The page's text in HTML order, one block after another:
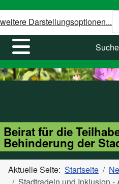
weitere Darstellungsoptionen...
Beirat für die
Behinderung der
Aktuelle Seite: Startseite